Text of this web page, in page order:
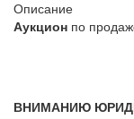
Описание
Аукцион по
ВНИМАНИЮ